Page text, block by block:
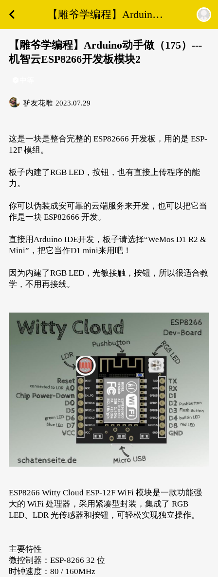
【雕爷学编程】Arduino
动手做（175）---机智云
ESP8266开发板模块2
【雕爷学编程】Arduino动手做（175）---
机智云ESP8266开发板模块2
驴友花雕 2023.07.29
这是一块是整合完整的 ESP82666 开发板，用的是 ESP-
12F 模组。
板子内建了RGB LED，按钮，也有直接上传程序的能
力。
你可以伪装成安可靠的云端服务来开发，也可以把它当
作是一块 ESP82666 开发。
直接用Arduino IDE开发，板子请选择“WeMos D1 R2 &
Mini”，把它当作D1 mini来用吧！
因为内建了RGB LED，光敏接触，按钮，所以很适合教
学，不用再接线。
ESP8266 Witty Cloud ESP-12F WiFi 模块是一款功能强
大的 WiFi 处理器，采用紧凑型封装，集成了 RGB
LED、LDR 光传感器和按钮，可轻松实现独立操作。
主要特性
微控制器：ESP-8266 32 位
时钟速度：80 / 160MHz